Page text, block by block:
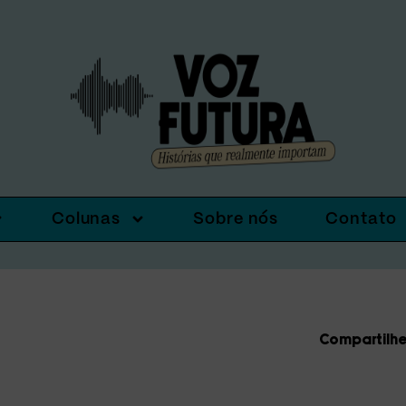
Colunas Sobre nós Contato